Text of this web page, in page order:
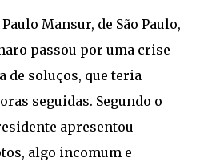
Mansur, de São Paulo,
passou por uma crise
de soluços, que teria
seguidas. Segundo o
apresentou
algo incomum e